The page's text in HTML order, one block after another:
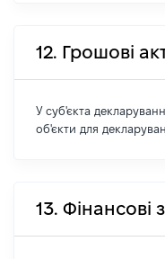
12. Грошові
У суб'єкта
об'єкти для
13. Фінансові